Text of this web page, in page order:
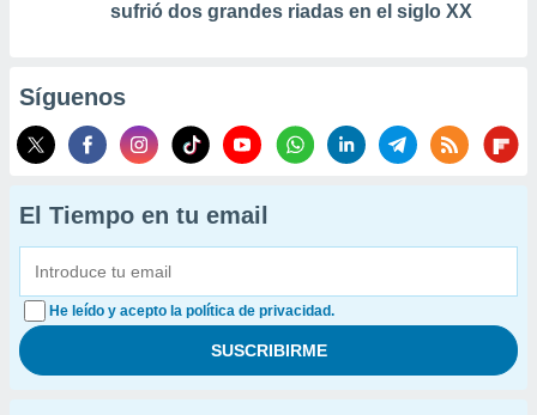
sufrió dos grandes riadas en el siglo XX
Síguenos
El Tiempo en tu email
He leído y acepto la política de privacidad.